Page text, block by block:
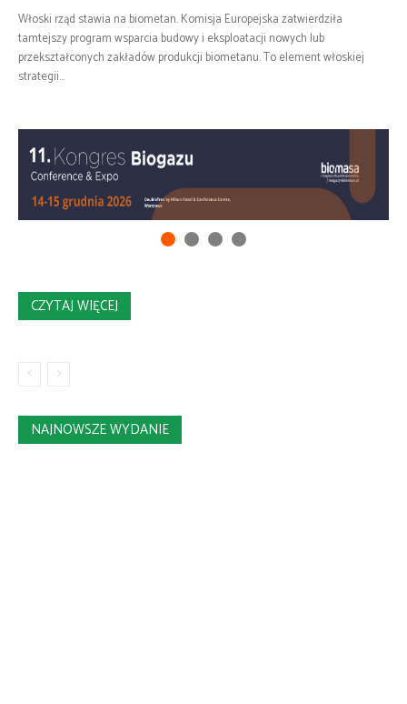
Włoski rząd stawia na biometan. Komisja Europejska zatwierdziła
tamtejszy program wsparcia budowy i eksploatacji nowych lub
przekształconych zakładów produkcji biometanu. To element włoskiej
strategii...
CZYTAJ WIĘCEJ
NAJNOWSZE WYDANIE